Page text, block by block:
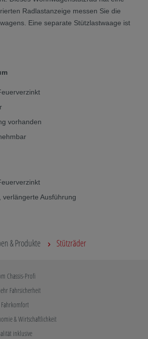
Radlastanzeige messen Sie die
Eine separate Stützlastwaage ist
vorhanden
verlängerte Ausführung
& Produkte Stützräder
Chassis-Profi
Fahrsicherheit
& Wirtschaftlichkeit
inklusive